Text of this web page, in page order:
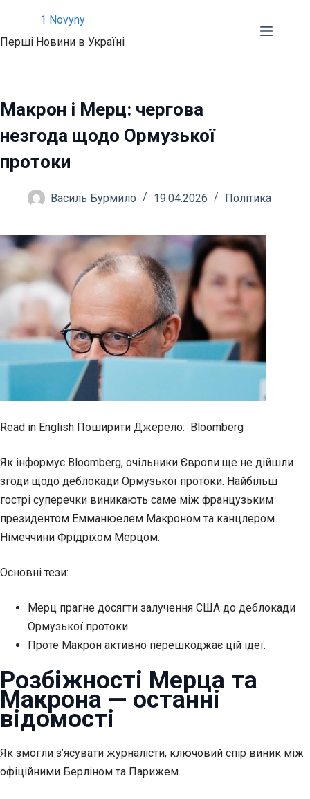
вмісту
1 Novyny
Перші Новини в Україні
Макрон і Мерц: чергова
незгода щодо Ормузької
протоки
Василь Бурмило 19.04.2026 Політика
Read in English Поширити Джерело: Bloomberg
Як інформує Bloomberg, очільники Європи ще не дійшли
згоди щодо деблокади Ормузької протоки. Найбільш
гострі суперечки виникають саме між французьким
президентом Емманюелем Макроном та канцлером
Німеччини Фрідріхом Мерцом.
Основні тези:
Мерц прагне досягти залучення США до деблокади
Ормузької протоки.
Проте Макрон активно перешкоджає цій ідеї.
Розбіжності Мерца та
Макрона — останні
відомості
Як змогли з’ясувати журналісти, ключовий спір виник між
офіційними Берліном та Парижем.